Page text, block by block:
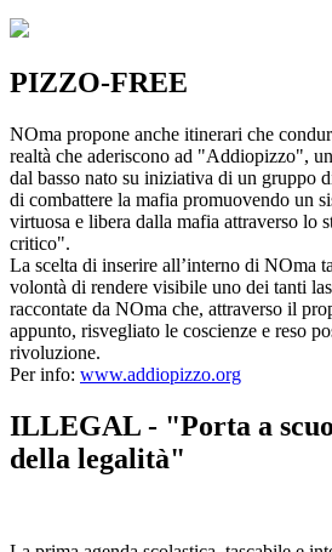
PIZZO-FREE
NOma propone anche itinerari che
realtà che aderiscono ad "Addiopizzo",
dal basso nato su iniziativa di un gruppo
di combattere la mafia promuovendo un
virtuosa e libera dalla mafia attraverso lo
critico".
La scelta di inserire all’interno di NOma
volontà di rendere visibile uno dei tanti
raccontate da NOma che, attraverso il
appunto, risvegliato le coscienze e reso
rivoluzione.
Per info: www.addiopizzo.org
ILLEGAL - "Porta a
della legalità"